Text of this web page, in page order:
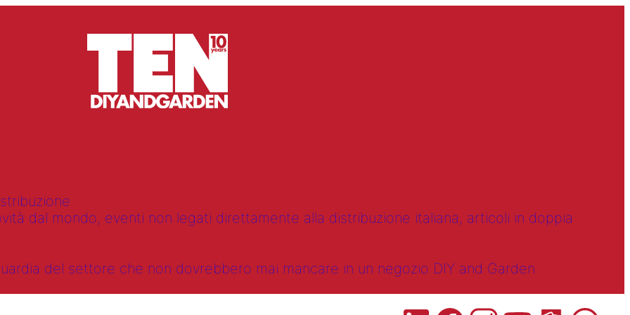
dal mondo, eventi non legati direttamente alla distribuzione italiana, articoli in doppia
del settore che non dovrebbero mai mancare in un negozio DIY and Garden